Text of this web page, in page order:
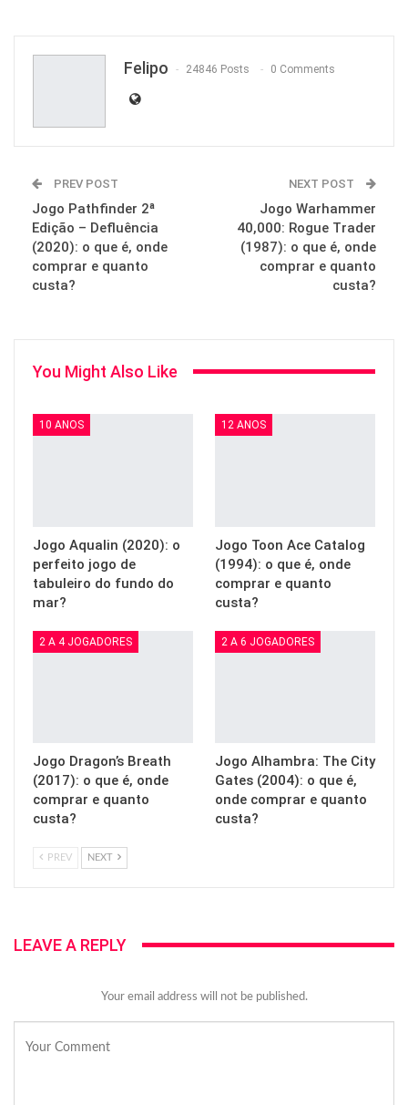
Felipo 24846 Posts 0 Comments
PREV POST
Jogo Pathfinder 2ª
Edição – Defluência
(2020): o que é, onde
comprar e quanto
custa?
NEXT POST
Jogo Warhammer
40,000: Rogue Trader
(1987): o que é, onde
comprar e quanto
custa?
You Might Also Like
10 ANOS
Jogo Aqualin (2020): o
perfeito jogo de
tabuleiro do fundo do
mar?
12 ANOS
Jogo Toon Ace Catalog
(1994): o que é, onde
comprar e quanto
custa?
2 A 4 JOGADORES
Jogo Dragon’s Breath
(2017): o que é, onde
comprar e quanto
custa?
2 A 6 JOGADORES
Jogo Alhambra: The City
Gates (2004): o que é,
onde comprar e quanto
custa?
PREV NEXT
LEAVE A REPLY
Your email address will not be published.